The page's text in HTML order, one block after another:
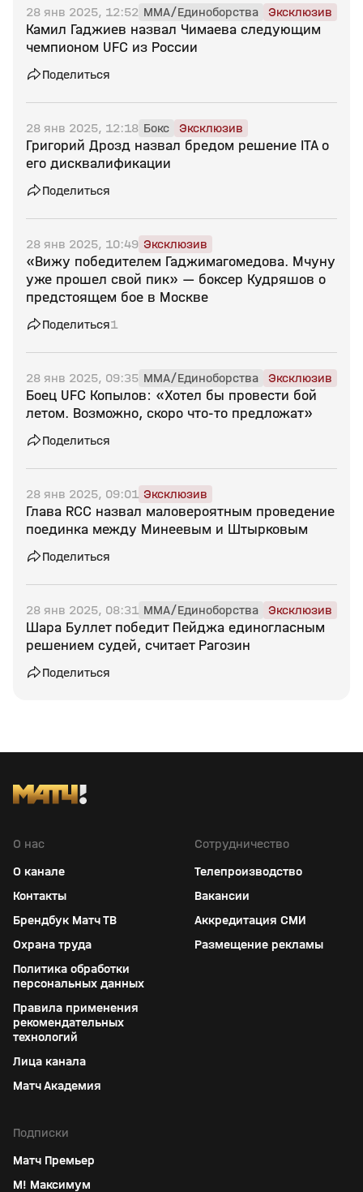
28 янв 2025, 12:52 MMA/Единоборства Эксклюзив
Камил Гаджиев назвал Чимаева следующим
чемпионом UFC из России
Поделиться
28 янв 2025, 12:18 Бокс Эксклюзив
Григорий Дрозд назвал бредом решение ITA о
его дисквалификации
Поделиться
28 янв 2025, 10:49 Эксклюзив
«Вижу победителем Гаджимагомедова. Мчуну
уже прошел свой пик» — боксер Кудряшов о
предстоящем бое в Москве
Поделиться1
28 янв 2025, 09:35 MMA/Единоборства Эксклюзив
Боец UFC Копылов: «Хотел бы провести бой
летом. Возможно, скоро что‑то предложат»
Поделиться
28 янв 2025, 09:01 Эксклюзив
Глава RCC назвал маловероятным проведение
поединка между Минеевым и Штырковым
Поделиться
28 янв 2025, 08:31 MMA/Единоборства Эксклюзив
Шара Буллет победит Пейджа единогласным
решением судей, считает Рагозин
Поделиться
О нас
О канале
Контакты
Брендбук Матч ТВ
Охрана труда
Политика обработки
персональных данных
Правила применения
рекомендательных
технологий
Лица канала
Матч Академия
Сотрудничество
Телепроизводство
Вакансии
Аккредитация СМИ
Размещение рекламы
Подписки
Матч Премьер
М! Максимум